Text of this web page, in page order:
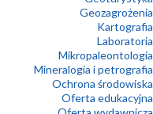
Geozagrożenia
Kartografia
Laboratoria
Mikropaleontologia
Mineralogia i petrografia
Ochrona środowiska
Oferta edukacyjna